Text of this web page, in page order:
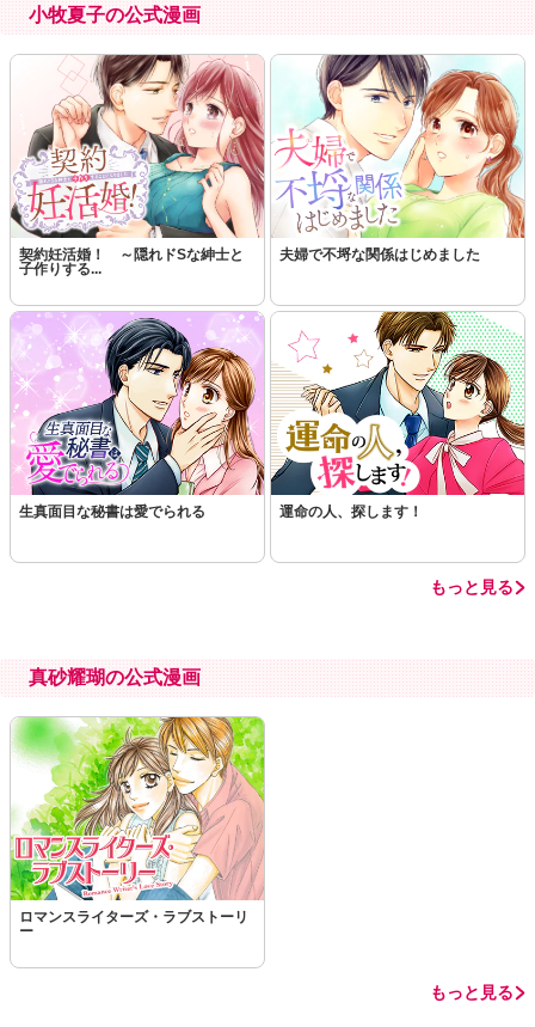
この話を読む コメントを見る
小牧夏子の公式漫画
契約妊活婚！ ～隠れドSな紳士と
子作りする...
夫婦で不埒な関係はじめました
生真面目な秘書は愛でられる 運命の人、探します！
もっと見る
真砂耀瑚の公式漫画
ロマンスライターズ・ラブストーリ
ー
もっと見る